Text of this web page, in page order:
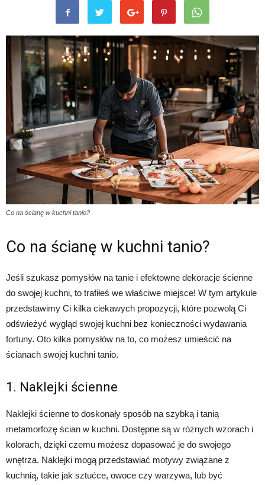
Co na ścianę w kuchni tanio?
Co na ścianę w kuchni tanio?
Jeśli szukasz pomysłów na tanie i efektowne dekoracje ścienne
do swojej kuchni, to trafiłeś we właściwe miejsce! W tym artykule
przedstawimy Ci kilka ciekawych propozycji, które pozwolą Ci
odświeżyć wygląd swojej kuchni bez konieczności wydawania
fortuny. Oto kilka pomysłów na to, co możesz umieścić na
ścianach swojej kuchni tanio.
1. Naklejki ścienne
Naklejki ścienne to doskonały sposób na szybką i tanią
metamorfozę ścian w kuchni. Dostępne są w różnych wzorach i
kolorach, dzięki czemu możesz dopasować je do swojego
wnętrza. Naklejki mogą przedstawiać motywy związane z
kuchnią, takie jak sztućce, owoce czy warzywa, lub być